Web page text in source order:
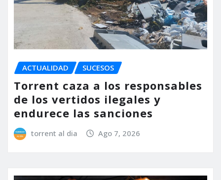
ACTUALIDAD SUCESOS
Torrent caza a los responsables
de los vertidos ilegales y
endurece las sanciones
torrent al dia Ago 7, 2026